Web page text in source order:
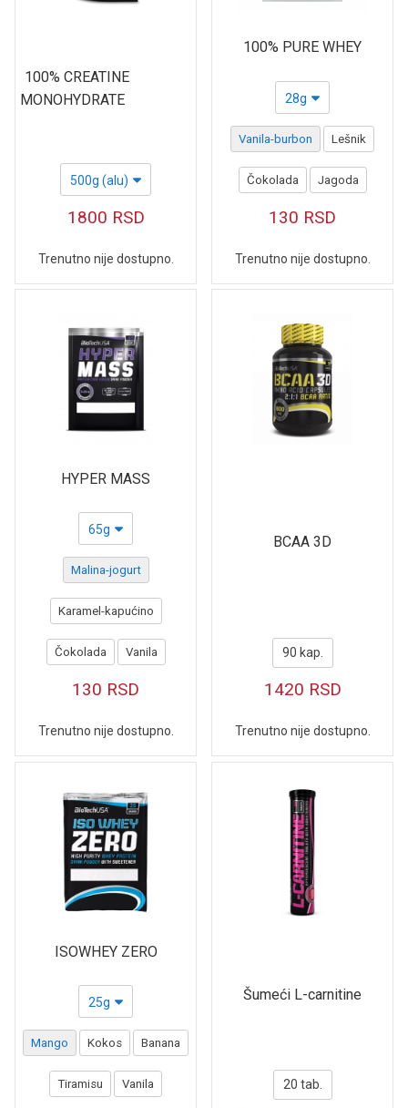
100% CREATINE
MONOHYDRATE
500g (alu)
1800 RSD
Trenutno nije dostupno.
100% PURE WHEY
28g
Vanila-burbon Lešnik
Čokolada Jagoda
130 RSD
Trenutno nije dostupno.
HYPER MASS
65g
Malina-jogurt
Karamel-kapućino
Čokolada Vanila
130 RSD
Trenutno nije dostupno.
BCAA 3D
90 kap.
1420 RSD
Trenutno nije dostupno.
ISOWHEY ZERO
25g
Mango Kokos Banana
Tiramisu Vanila
Šumeći L-carnitine
20 tab.